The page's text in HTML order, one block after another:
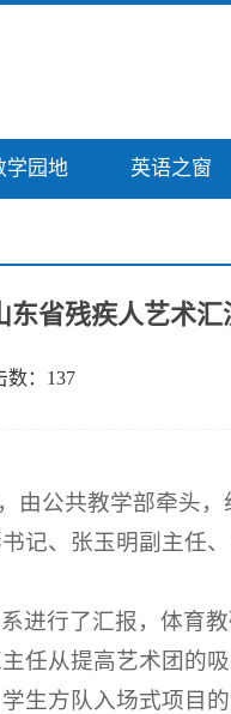
学园地 英语之窗
省残疾人艺术
： 137
由公共教学部牵头
记、张玉明副主任
进行了汇报，体育
任从提高艺术团的
生方队入场式项目